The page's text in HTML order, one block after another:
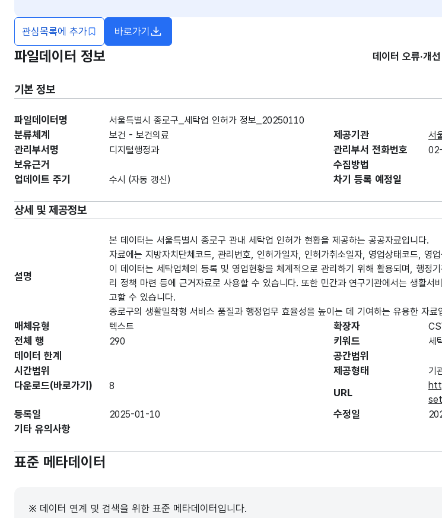
관심목록에 추가
새창열림
바로가기
파일데이터 정보 데이터 오류·개
기본 정보
파일데이터명 서울특별시 종로구_세탁업 인허가 정보_20250110
분류체계 보건 - 보건의료 제공기관 서
관리부서명 디지털행정과 관리부서 전화번호
보유근거
수집방법
업데이트 주기
수시 (자동 갱신) 차기 등록 예정일
상세 및 제공정보
설명
본 데이터는 서울특별시 종로구 관내 세탁업 인허가 현황을 제공하는 공공자료입니다.
자료에는 지방자치단체코드, 관리번호, 인허가일자, 인허가취소일자, 영업상태코드, 영
이 데이터는 세탁업체의 등록 및 영업현황을 체계적으로 관리하기 위해 활용되며, 행정
리 정책 마련 등에 근거자료로 사용할 수 있습니다. 또한 민간과 연구기관에서는 생활
고할 수 있습니다.
종로구의 생활밀착형 서비스 품질과 행정업무 효율성을 높이는 데 기여하는 유용한 자료
매체유형 텍스트 확장자
전체 행 290 키워드 세
데이터 한계
공간범위
시간범위
제공형태 기
다운로드(바로가기) 8
URL
등록일 2025-01-10 수정일
기타 유의사항
표준 메타데이터
※ 데이터 연계 및 검색을 위한 표준 메타데이터입니다.